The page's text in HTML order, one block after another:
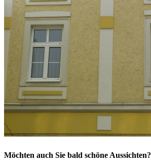
Möchten auch Sie bald schöne Aussichten?